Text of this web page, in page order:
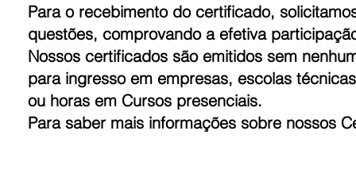
Para o recebimento do certificado,
questões, comprovando a efetiva
Nossos certificados são emitidos sem
para ingresso em empresas, escolas
ou horas em Cursos presenciais.
Para saber mais informações sobre nossos